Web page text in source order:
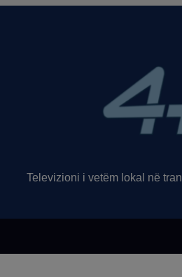
Televizioni i vetëm lokal në